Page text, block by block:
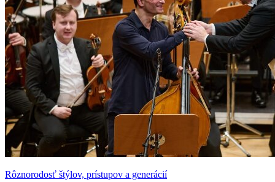
Rôznorodosť štýlov, prístupov a generácií